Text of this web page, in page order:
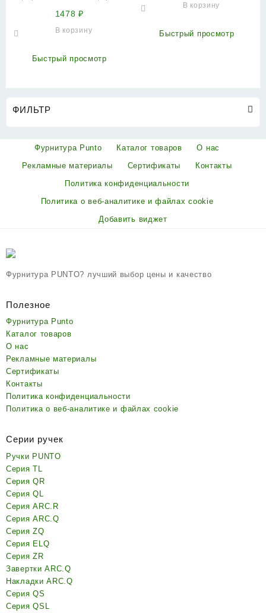
(KIT P25 5558 ORION)
1478₽
В корзину
Быстрый просмотр
В корзину
Быстрый просмотр
ФИЛЬТР
Фурнитура Punto Каталог товаров
О нас
Рекламные материалы
Сертификаты
Контакты
Политика конфиденциальности
Политика о веб-аналитике и файлах cookie
Добавить виджет
Фурнитура PUNTO? лучший выбор цены и качество
Полезное
Фурнитура Punto
Каталог товаров
О нас
Рекламные материалы
Сертификаты
Контакты
Политика конфиденциальности
Политика о веб-аналитике и файлах cookie
Серии ручек
Ручки PUNTO
Серия TL
Серия QR
Серия QL
Серия ARC.R
Серия ARC.Q
Серия ZQ
Серия ELQ
Серия ZR
Завертки ARC.Q
Накладки ARC.Q
Серия QS
Серия QSL